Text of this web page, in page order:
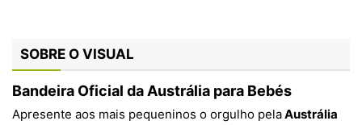
SOBRE O VISUAL
Bandeira Oficial da Austrália para Bebés
Apresente aos mais pequeninos o orgulho pelaAustrália